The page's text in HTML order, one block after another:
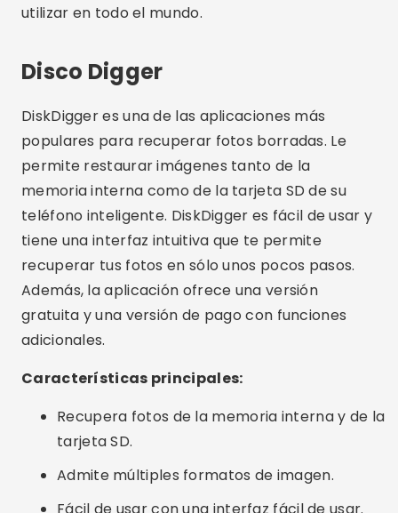
utilizar en todo el mundo.
Disco Digger
DiskDigger es una de las aplicaciones más
populares para recuperar fotos borradas. Le
permite restaurar imágenes tanto de la
memoria interna como de la tarjeta SD de su
teléfono inteligente. DiskDigger es fácil de usar y
tiene una interfaz intuitiva que te permite
recuperar tus fotos en sólo unos pocos pasos.
Además, la aplicación ofrece una versión
gratuita y una versión de pago con funciones
adicionales.
Características principales:
Recupera fotos de la memoria interna y de la
tarjeta SD.
Admite múltiples formatos de imagen.